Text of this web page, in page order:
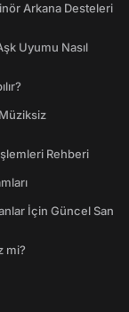
Arkana Desteleri
Uyumu Nasıl
Rehberi
İçin Güncel San
mi?